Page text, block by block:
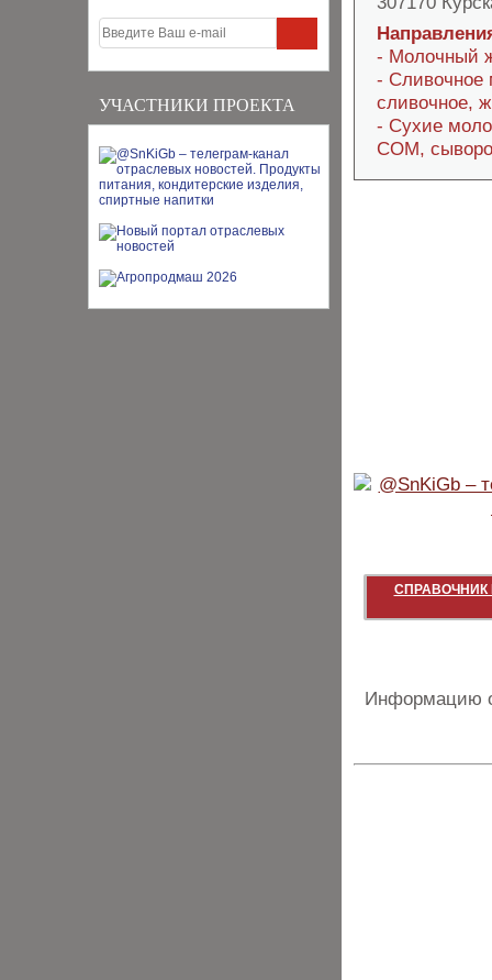
УЧАСТНИКИ ПРОЕКТА
- Молочный
- Сливочное
сливочное,
- Сухие
СОМ,
СПРАВОЧНИК
Информацию